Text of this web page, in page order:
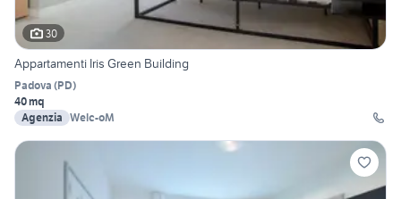
30
Appartamenti Iris Green Building
Padova (PD)
40 mq
Agenzia Welc-oM